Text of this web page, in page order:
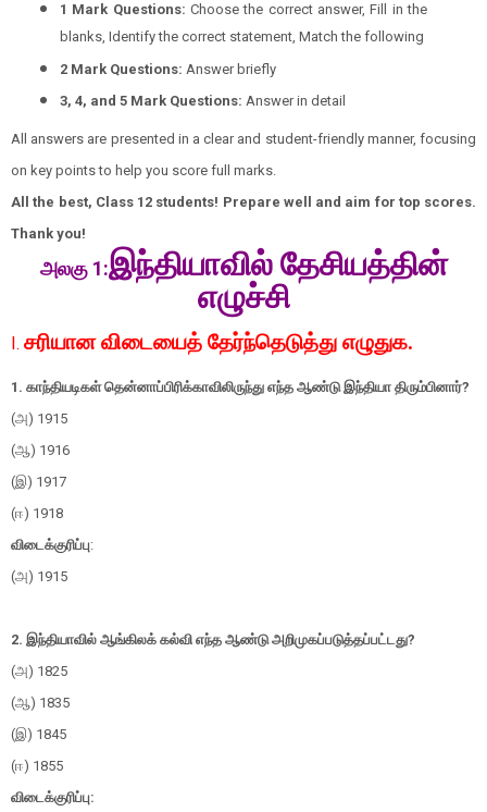
1 Mark Questions: Choose the correct answer, Fill in the
blanks, Identify the correct statement, Match the following
2 Mark Questions: Answer briefly
3, 4, and 5 Mark Questions: Answer in detail
All answers are presented in a clear and student-friendly manner, focusing
on key points to help you score full marks.
All the best, Class 12 students! Prepare well and aim for top scores.
Thank you!
அலகு 1:இந்தியாவில் தேசியத்தின்
எழுச்சி
I. சரியான விடையைத் தேர்ந்தெடுத்து எழுதுக.
1. காந்தியடிகள் தென்னாப்பிரிக்காவிலிருந்து எந்த ஆண்டு இந்தியா திரும்பினார்?
(அ) 1915
(ஆ) 1916
(இ) 1917
(ஈ) 1918
விடைக்குரிப்பு:
(அ) 1915
2. இந்தியாவில் ஆங்கிலக் கல்வி எந்த ஆண்டு அறிமுகப்படுத்தப்பட்டது?
(அ) 1825
(ஆ) 1835
(இ) 1845
(ஈ) 1855
விடைக்குரிப்பு: